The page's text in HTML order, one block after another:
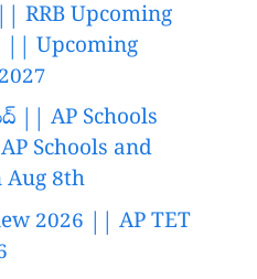
Upcoming
|| Upcoming
|| AP Schools
Schools and
Aug 8th
2026 || AP TET